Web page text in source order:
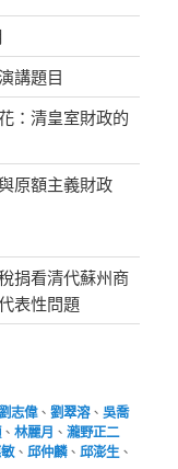
講題目
：清皇室財政的
原額主義財政
捐看清代蘇州商
表性問題
志偉、劉翠溶、吳喬
、林麗月 、瀧野正二
、邱仲麟、邱澎生 、